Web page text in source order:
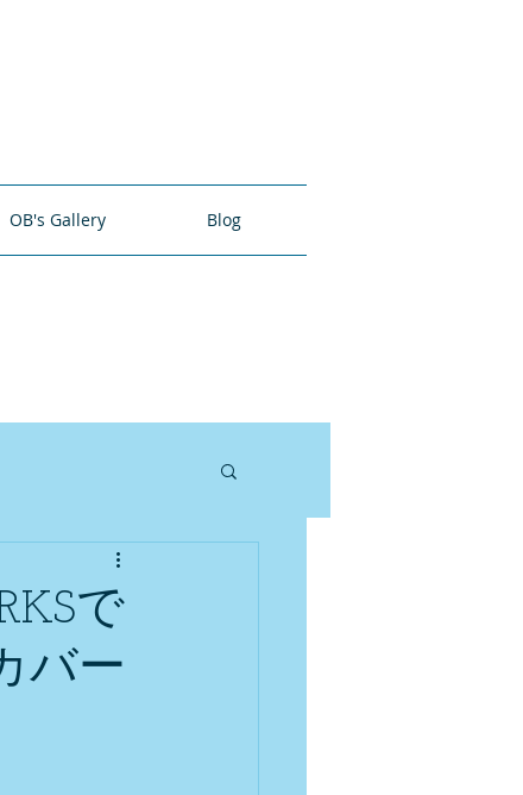
OB's Gallery Blog
で
バー